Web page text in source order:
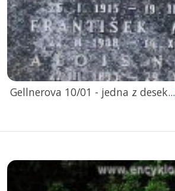
Gellnerova 10/01 - jedna z desek...